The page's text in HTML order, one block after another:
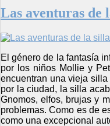
Las aventuras de
El género de la fantasía
por los niños Mollie y
encuentran una vieja
por la ciudad, la silla
Gnomos, elfos, brujas y
problemas. Como es de
como una excepcional